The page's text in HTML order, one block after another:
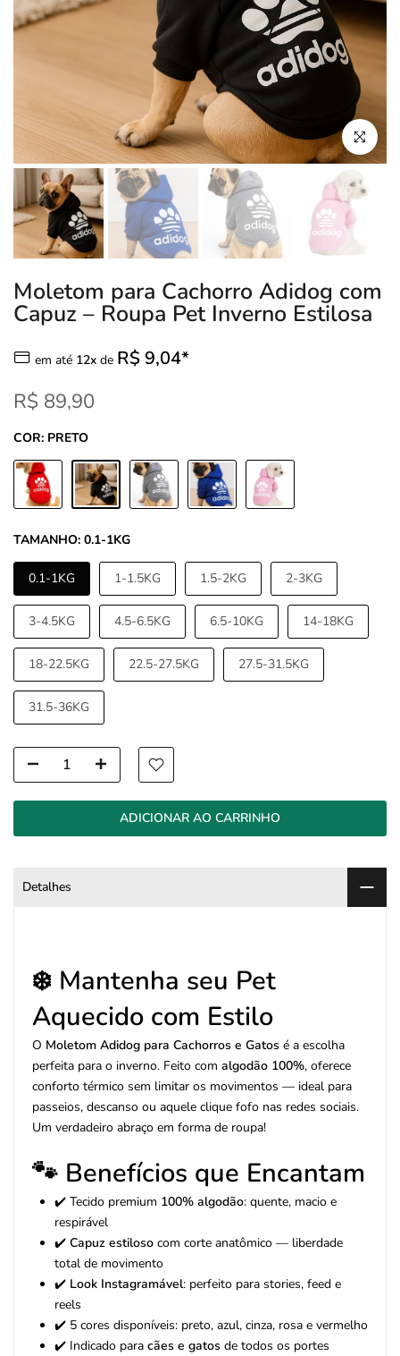
Clique para
Moletom para Cachorro Adidog com
Capuz – Roupa Pet Inverno Estilosa
em até 12x de R$ 9,04*
R$ 89,90
COR: PRETO
TAMANHO: 0.1-1KG
0.1-1KG 1-1.5KG 1.5-2KG 2-3KG
3-4.5KG 4.5-6.5KG 6.5-10KG 14-18KG
18-22.5KG 22.5-27.5KG 27.5-31.5KG
31.5-36KG
ADICIONAR AO CARRINHO
Detalhes
❄️ Mantenha seu Pet
Aquecido com Estilo
O Moletom Adidog para Cachorros e Gatos é a escolha
perfeita para o inverno. Feito com algodão 100%, oferece
conforto térmico sem limitar os movimentos — ideal para
passeios, descanso ou aquele clique fofo nas redes sociais.
Um verdadeiro abraço em forma de roupa!
🐾 Benefícios que Encantam
✔️ Tecido premium 100% algodão: quente, macio e
respirável
✔️ Capuz estiloso com corte anatômico — liberdade
total de movimento
✔️ Look Instagramável: perfeito para stories, feed e
reels
✔️ 5 cores disponíveis: preto, azul, cinza, rosa e vermelho
✔️ Indicado para cães e gatos de todos os portes